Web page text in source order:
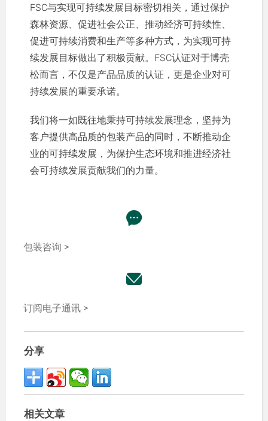
FSC与实现可持续发展目标密切相关，通过保护
森林资源、促进社会公正、推动经济可持续性、
促进可持续消费和生产等多种方式，为实现可持
续发展目标做出了积极贡献。FSC认证对于博壳
松而言，不仅是产品品质的认证，更是企业对可
持续发展的重要承诺。
我们将一如既往地秉持可持续发展理念，坚持为
客户提供高品质的包装产品的同时，不断推动企
业的可持续发展，为保护生态环境和推进经济社
会可持续发展贡献我们的力量。
包装咨询 >
订阅电子通讯 >
分享
相关文章